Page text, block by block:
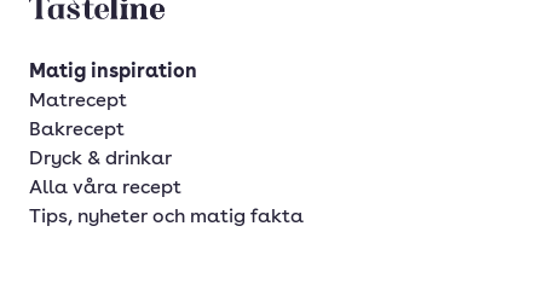
Tasteline startsida
Matig inspiration
Matrecept
Bakrecept
Dryck & drinkar
Alla våra recept
Tips, nyheter och matig fakta